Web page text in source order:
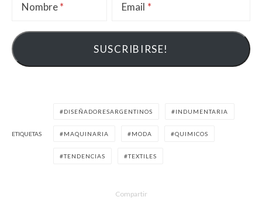
Nombre Email
ETIQUETAS
DISEÑADORESARGENTINOS INDUMENTARIA
MAQUINARIA MODA QUIMICOS
TENDENCIAS TEXTILES
Compartir